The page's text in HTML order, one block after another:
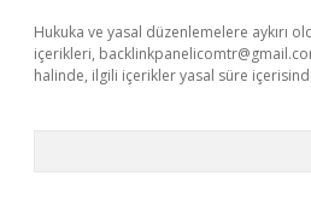
Hukuka ve yasal düzenlemelere aykırı
içerikleri,
halinde, ilgili içerikler yasal süre